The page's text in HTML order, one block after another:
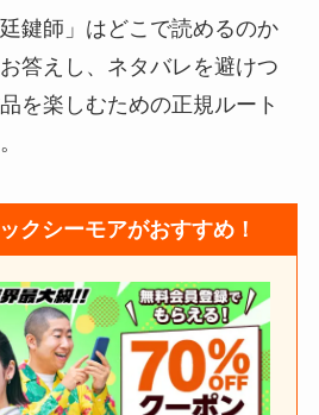
鍵師」はどこで読めるのか
答えし、ネタバレを避けつ
を楽しむための正規ルート
クシーモアがおすすめ！